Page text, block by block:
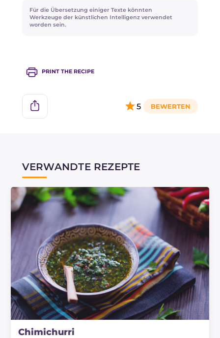
Strauchtomaten bereichern!
Für die Übersetzung einiger Texte könnten
Werkzeuge der künstlichen Intelligenz verwendet
worden sein.
PRINT THE RECIPE
5
VERWANDTE REZEPTE
Chimichurri